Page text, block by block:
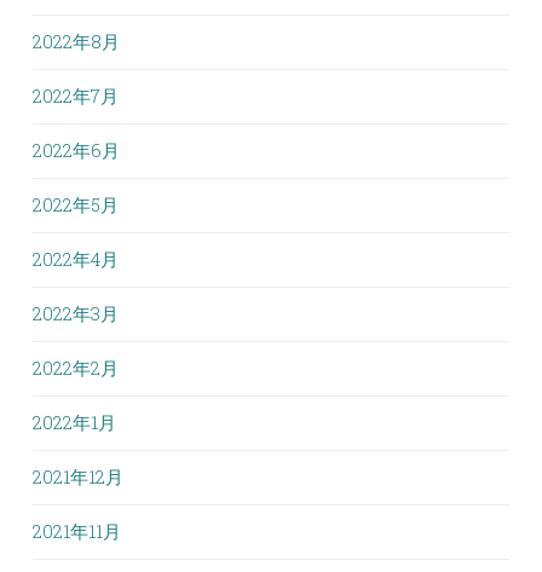
2022年8月
2022年7月
2022年6月
2022年5月
2022年4月
2022年3月
2022年2月
2022年1月
2021年12月
2021年11月